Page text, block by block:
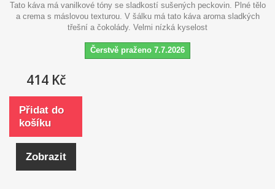
Tato káva má vanilkové tóny se sladkostí sušených peckovin. Plné tělo
a crema s máslovou texturou. V šálku má tato káva aroma sladkých
třešní a čokolády. Velmi nízká kyselost
Čerstvě praženo 7.7.2026
414 Kč
Přidat do
košíku
Zobrazit